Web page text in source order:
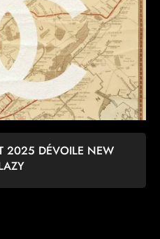
2025 DÉVOILE NEW